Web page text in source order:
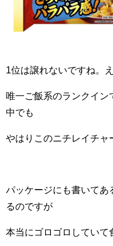
1位は譲れないですね。
唯一ご飯系のランクイン
中でも
やはりこのニチレイチャ
パッケージにも書いてあ
るのですが
本当にゴロゴロしていて